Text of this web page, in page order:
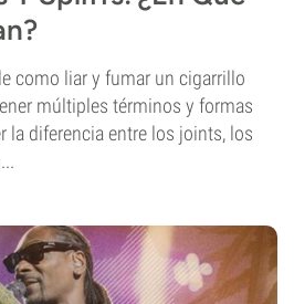
como liar y fumar un cigarrillo
múltiples términos y formas
la diferencia entre los joints, los